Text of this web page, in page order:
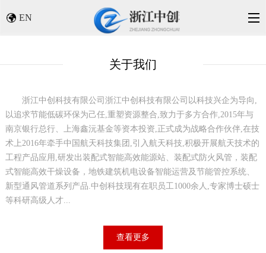
EN
关于我们
浙江中创科技有限公司 浙江中创科技有限公司以科技兴企为导向,
以追求节能低碳环保为己任,重塑资源整合,致力于多方合作,2015年与
南京银行总行、上海鑫沅基金等资本投资,正式成为战略合作伙伴,在技
术上2016年牵手中国航天科技集团,引入航天科技,积极开展航天技术的
工程产品应用,研发出装配式智能高效能源站、装配式防火风管，装配
式智能高效干燥设备，地铁建筑机电设备智能运营及节能管控系统、
新型通风管道系列产品.中创科技现有在职员工1000余人,专家博士硕士
等科研高级人才...
查看更多